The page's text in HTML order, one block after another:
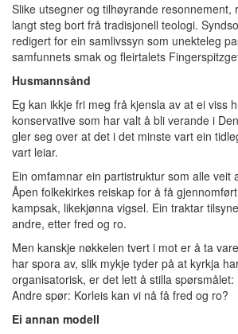
Slike utsegner og tilhøyrande resonnement,
langt steg bort frå tradisjonell teologi.
redigert for ein samlivssyn som unekteleg
samfunnets smak og fleirtalets
Husmannsånd
Eg kan ikkje fri meg frå kjensla av at ei viss
konservative som har valt å bli verande i
gler seg over at det i det minste vart ein
vart leiar.
Ein omfamnar ein partistruktur som alle veit
Åpen folkekirkes reiskap for å få
kampsak, likekjønna vigsel. Ein traktar
andre, etter fred og ro.
Men kanskje nøkkelen tvert i mot er å ta
har spora av, slik mykje tyder på at kyrkja
organisatorisk, er det lett å stilla
Andre spør: Korleis kan vi nå få fred og ro?
Ei annan modell